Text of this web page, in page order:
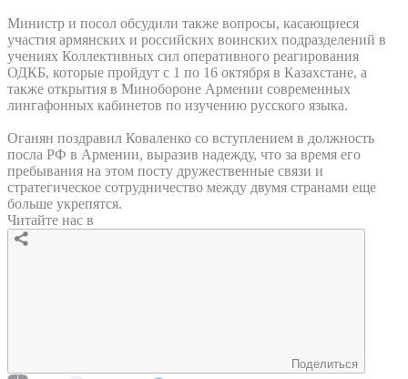
Министр и посол обсудили также вопросы, касающиеся
участия армянских и российских воинских подразделений в
учениях Коллективных сил оперативного реагирования
ОДКБ, которые пройдут с 1 по 16 октября в Казахстане, а
также открытия в Минобороне Армении современных
лингафонных кабинетов по изучению русского языка.
Оганян поздравил Коваленко со вступлением в должность
посла РФ в Армении, выразив надежду, что за время его
пребывания на этом посту дружественные связи и
стратегическое сотрудничество между двумя странами еще
больше укрепятся.
Читайте нас в
Поделиться